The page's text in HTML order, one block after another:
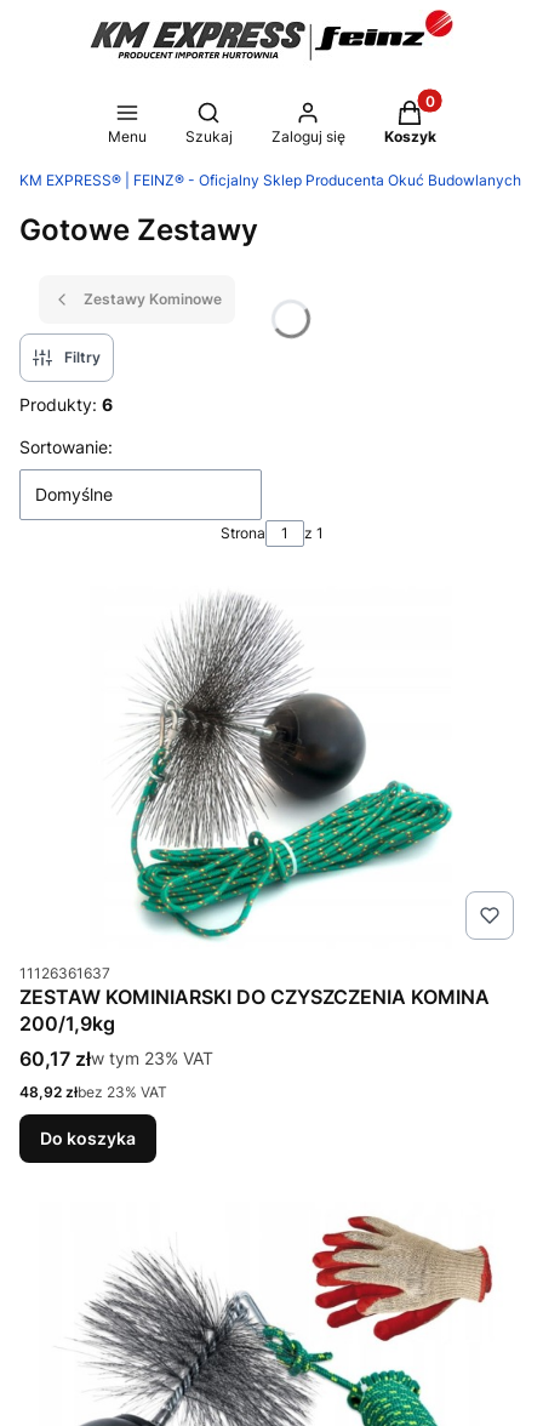
Menu
Otwórz wyszukiwarkę
Szukaj Zaloguj się
Produkty w
Koszyk
KM EXPRESS® | FEINZ® - Oficjalny Sklep Producenta Okuć Budowlanych
Gotowe Zestawy
Zestawy Kominowe
Filtry
Produkty: 6
Lista produktów
Sortowanie:
Domyślne
Strona z 1
Kod produktu
11126361637
ZESTAW KOMINIARSKI DO CZYSZCZENIA KOMINA
200/1,9kg
Cena brutto
60,17 złw tym %s VAT
w tym 23% VAT
Cena netto
48,92 złbez 23% VAT
Do koszyka